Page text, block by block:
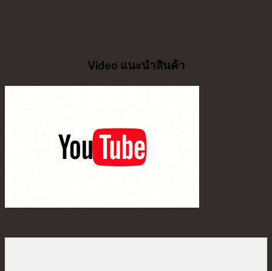
Video แนะนำสินค้า